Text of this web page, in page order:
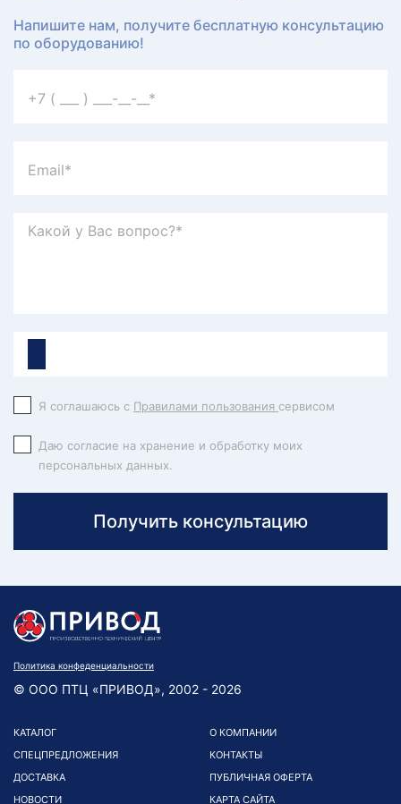
Напишите нам, получите бесплатную консультацию
по оборудованию!
Я соглашаюсь с Правилами пользования сервисом
Даю согласие на хранение и обработку моих
персональных данных.
Получить консультацию
Политика конфеденциальности
© ООО ПТЦ «ПРИВОД», 2002 - 2026
КАТАЛОГ
СПЕЦПРЕДЛОЖЕНИЯ
ДОСТАВКА
НОВОСТИ
О КОМПАНИИ
КОНТАКТЫ
ПУБЛИЧНАЯ ОФЕРТА
КАРТА САЙТА